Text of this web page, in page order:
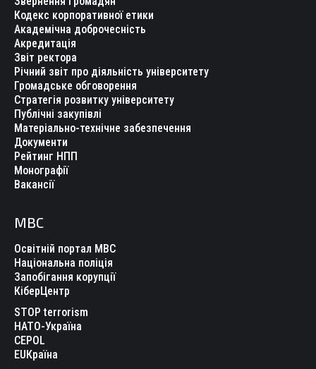
Кодекс корпоративної етики
Академічна доброчесність
Акредитація
Звіт ректора
Річний звіт про діяльність університету
Громадське обговорення
Стратегія розвитку університету
Публічні закупівлі
Матеріально-технічне забезпечення
Документи
Рейтинг НПП
Монографії
Вакансії
МВС
Освітній портал МВС
Національна поліція
Запобігання корупції
КіберЦентр
STOP terrorism
НАТО-Україна
CEPOL
EUКраїна